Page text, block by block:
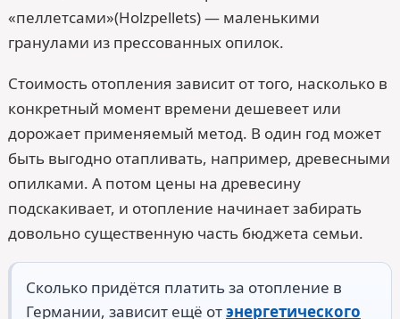
«пеллетсами»(Holzpellets) — маленькими
гранулами из прессованных опилок.
Стоимость отопления зависит от того, насколько в
конкретный момент времени дешевеет или
дорожает применяемый метод. В один год может
быть выгодно отапливать, например, древесными
опилками. А потом цены на древесину
подскакивает, и отопление начинает забирать
довольно существенную часть бюджета семьи.
Сколько придётся платить за отопление в
Германии, зависит ещё отэнергетического